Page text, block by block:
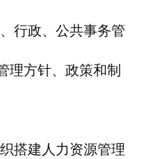
行政、公共事务管
理方针、政策和制
搭建人力资源管理